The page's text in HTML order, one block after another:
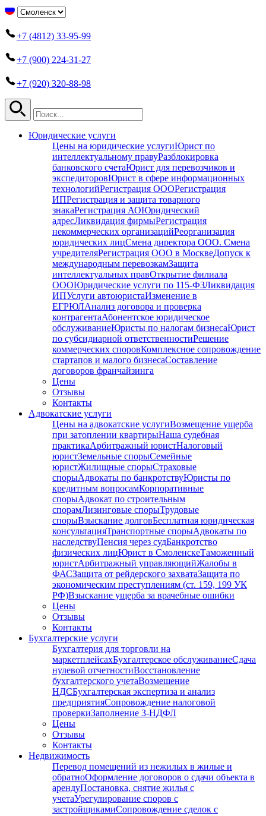
+7 (4812) 33-95-99
+7 (900) 224-31-27
+7 (920) 320-88-98
Юридические услуги
Цены на юридические услугиЮрист по
интеллектуальному правуРазблокировка
банковского счетаЮрист для перевозчиков и
экспедиторовЮрист в сфере информационных
технологийРегистрация ОООРегистрация
ИПРегистрация и защита товарного
знакаРегистрация АОЮридический
адресЛиквидация фирмыРегистрация
некоммерческих организацийРеорганизация
юридических лицСмена директора ООО. Смена
учредителяРегистрация ООО в МосквеДопуск к
международным перевозкамЗащита
интеллектуальных правОткрытие филиала
ОООЮридические услуги по 115-ФЗЛиквидация
ИПУслуги автоюристаИзменение в
ЕГРЮЛАнализ договора и проверка
контрагентаАбонентское юридическое
обслуживаниеЮристы по налогам бизнесаЮрист
по субсидиарной ответственностиРешение
коммерческих споровКомплексное сопровождение
стартапов и малого бизнесаСоставление
договоров франчайзинга
Цены
Отзывы
Контакты
Адвокатские услуги
Цены на адвокатские услугиВозмещение ущерба
при затоплении квартирыНаша судебная
практикаАрбитражный юристНалоговый
юристЗемельные спорыСемейные
юристЖилищные спорыСтраховые
спорыАдвокаты по банкротствуЮристы по
кредитным вопросамКорпоративные
спорыАдвокат по строительным
спорамЛизинговые спорыТрудовые
спорыВзыскание долговБесплатная юридическая
консультацияТранспортные спорыАдвокаты по
наследствуПенсия через судБанкротство
физических лицЮрист в СмоленскеТаможенный
юристАрбитражный управляющийЖалобы в
ФАСЗащита от рейдерского захватаЗащита по
экономическим преступлениям (ст. 159, 199 УК
РФ)Взыскание ущерба за врачебные ошибки
Цены
Отзывы
Контакты
Бухгалтерские услуги
Бухгалтерия для торговли на
маркетплейсахБухгалтерское обслуживаниеСдача
нулевой отчетностиВосстановление
бухгалтерского учетаВозмещение
НДСБухгалтерская экспертиза и анализ
предприятияСопровождение налоговой
проверкиЗаполнение 3-НДФЛ
Цены
Отзывы
Контакты
Недвижимость
Перевод помещений из нежилых в жилые и
обратноОформление договоров о сдачи объекта в
арендуПостановка, снятие жилья с
учетаУрегулирование споров с
застройщикамиСопровождение сделок с